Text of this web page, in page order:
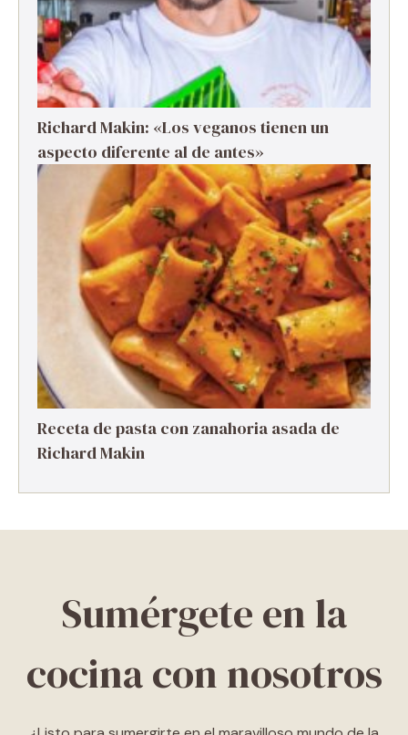
Richard Makin: «Los veganos tienen un
aspecto diferente al de antes»
Receta de pasta con zanahoria asada de
Richard Makin
Sumérgete en la
cocina con nosotros